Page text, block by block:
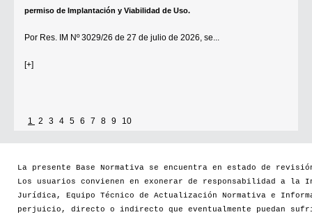
permiso de Implantación y Viabilidad de Uso.
Por Res. IM Nº 3029/26 de 27 de julio de 2026, se...
[+]
1 2 3 4 5 6 7 8 9 10
La presente Base Normativa se encuentra en estado de
Los usuarios convienen en exonerar de responsabilidad a la
Jurídica, Equipo Técnico de Actualización Normativa e
perjuicio, directo o indirecto que eventualmente puedan